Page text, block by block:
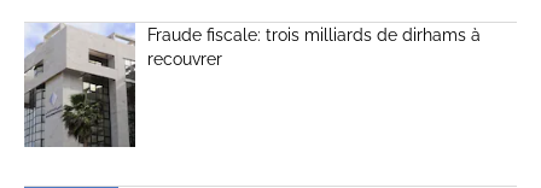
Fraude fiscale: trois milliards de dirhams à
recouvrer